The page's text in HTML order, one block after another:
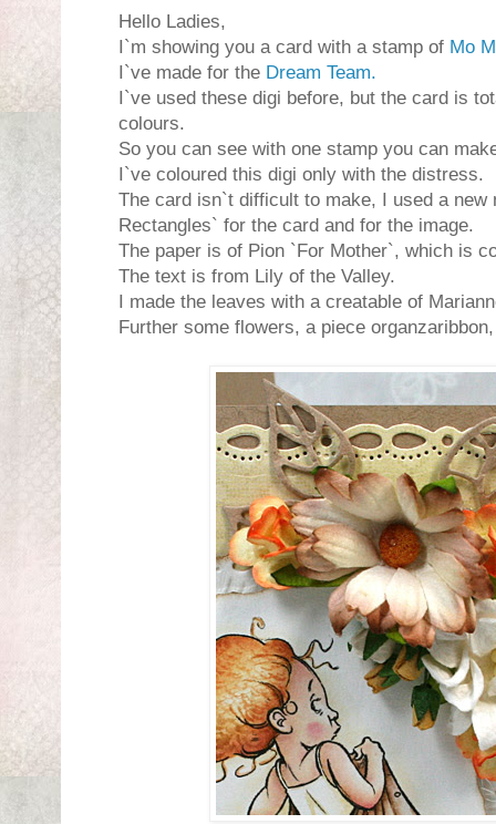
Hello Ladies,
I`m showing you a card with a stamp of Mo
I`ve made for the Dream Team.
I`ve used these digi before, but the card is
colours.
So you can see with one stamp you can
I`ve coloured this digi only with the distress.
The card isn`t difficult to make, I used a new
Rectangles` for the card and for the image.
The paper is of Pion `For Mother`, which is
The text is from Lily of the Valley.
I made the leaves with a creatable of
Further some flowers, a piece